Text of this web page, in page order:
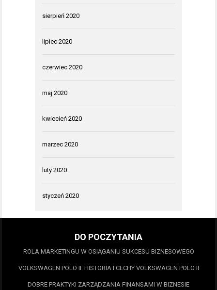
sierpień 2020
lipiec 2020
czerwiec 2020
maj 2020
kwiecień 2020
marzec 2020
luty 2020
styczeń 2020
DO POCZYTANIA
ROLA MARKETINGU W OSIĄGANIU SUKCESU BIZNESOWEGO
VOLKSWAGEN POLO II: HISTORIA I CECHY VOLKSWAGEN POLO II
DOBRE PRAKTYKI ZARZĄDZANIA FINANSAMI W BIZNESIE